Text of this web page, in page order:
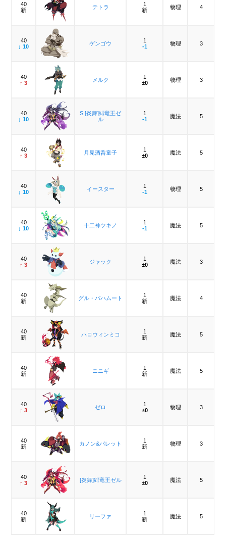
40
新
テトラ
1
新
物理 4
40
↓ 10
ゲンゴウ
1
-1
物理 3
40
↑ 3
メルク
1
±0
物理 3
40
↓ 10
S.[炎舞]緋竜王ゼ
ル
1
-1
魔法 5
40
↑ 3
月見酒呑童子
1
±0
魔法 5
40
↓ 10
イースター
1
-1
物理 5
40
↓ 10
十二神ツキノ
1
-1
魔法 5
40
↑ 3
ジャック
1
±0
魔法 3
40
新
グル・バハムート
1
新
魔法 4
40
新
ハロウィンミコ
1
新
魔法 5
40
新
ニニギ
1
新
魔法 5
40
↑ 3
ゼロ
1
±0
物理 3
40
新
カノン&バレット
1
新
物理 3
40
↑ 3
[炎舞]緋竜王ゼル
1
±0
魔法 5
40
新
リーファ
1
新
魔法 5